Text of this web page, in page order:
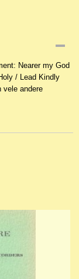
Nearer my God
/ Lead Kindly
vele andere